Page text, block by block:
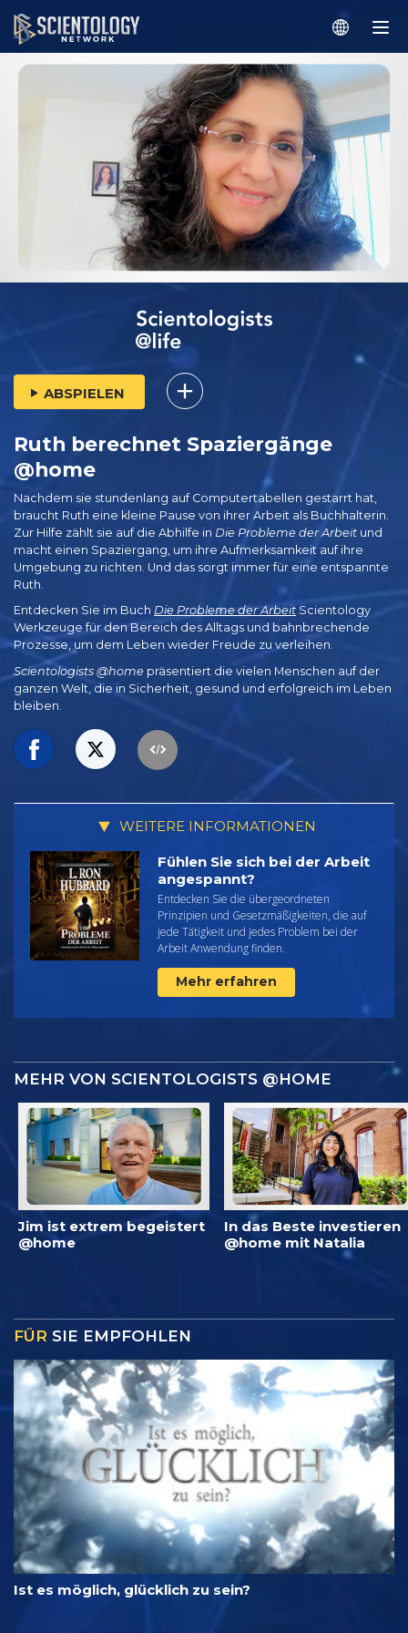
ABSPIELEN
Ruth berechnet Spaziergänge
@home
Nachdem sie stundenlang auf Computertabellen gestarrt hat,
braucht Ruth eine kleine Pause von ihrer Arbeit als Buchhalterin.
Zur Hilfe zählt sie auf die Abhilfe in Die Probleme der Arbeit und
macht einen Spaziergang, um ihre Aufmerksamkeit auf ihre
Umgebung zu richten. Und das sorgt immer für eine entspannte
Ruth.
Entdecken Sie im Buch Die Probleme der Arbeit Scientology
Werkzeuge für den Bereich des Alltags und bahnbrechende
Prozesse, um dem Leben wieder Freude zu verleihen.
Scientologists @home präsentiert die vielen Menschen auf der
ganzen Welt, die in Sicherheit, gesund und erfolgreich im Leben
bleiben.
WEITERE INFORMATIONEN
Fühlen Sie sich bei der Arbeit
angespannt?
Entdecken Sie die übergeordneten
Prinzipien und Gesetzmäßigkeiten, die auf
jede Tätigkeit und jedes Problem bei der
Arbeit Anwendung finden.
Mehr erfahren
MEHR VON SCIENTOLOGISTS @HOME
Jim ist extrem begeistert
@home
In das Beste investieren
@home mit Natalia
FÜR SIE EMPFOHLEN
Ist es möglich, glücklich zu sein?